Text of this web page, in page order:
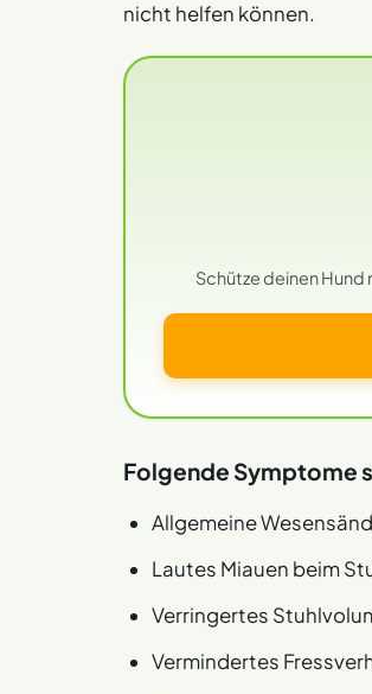
nicht helfen können.
Schütze deinen
Folgende Symptome
Allgemeine
Lautes Miauen beim
Verringertes
Vermindertes